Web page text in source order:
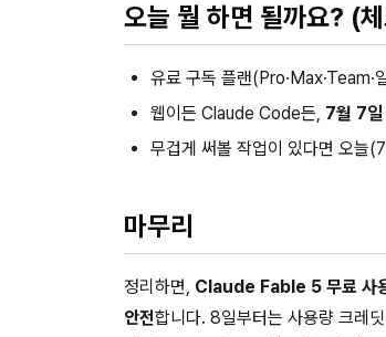
오늘 뭘 하면 될까요? (
유료 구독 플랜
웹이든 Claude Code든, 7월 7일
무겁게 써볼 작업이 있다면 오늘
마무리
정리하면, Claude Fable 5 무료 사
안전합니다. 8일부터는 사용량 크레